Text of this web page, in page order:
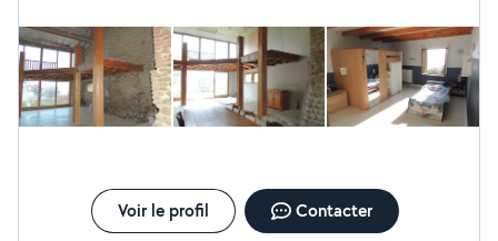
Voir le profil Contacter